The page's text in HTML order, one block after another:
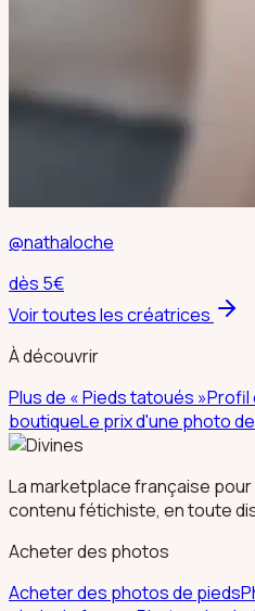
@nathaloche
dès 5€
Voir toutes les créatrices
À découvrir
Plus de «Pieds tatoués »Profil
boutiqueLe prix d'une photo
La marketplace française
contenu fétichiste, en toute
Acheter des photos
Acheter des photos de pieds